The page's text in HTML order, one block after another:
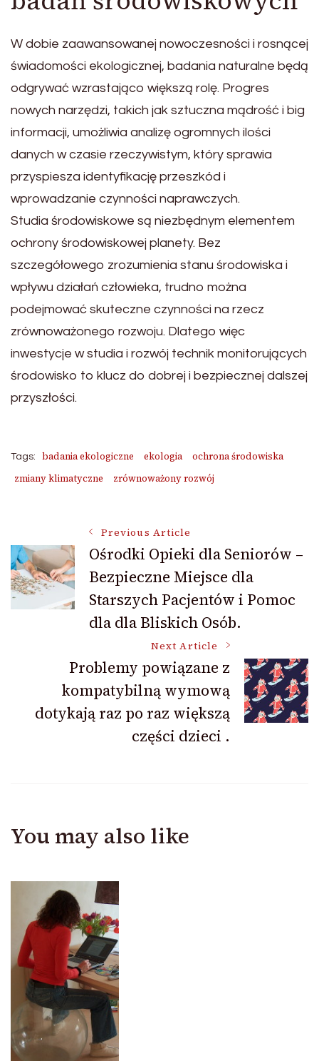
W dobie zaawansowanej nowoczesności i rosnącej
świadomości ekologicznej, badania naturalne będą
odgrywać wzrastająco większą rolę. Progres
nowych narzędzi, takich jak sztuczna mądrość i big
informacji, umożliwia analizę ogromnych ilości
danych w czasie rzeczywistym, który sprawia
przyspiesza identyfikację przeszkód i
wprowadzanie czynności naprawczych.
Studia środowiskowe są niezbędnym elementem
ochrony środowiskowej planety. Bez
szczegółowego zrozumienia stanu środowiska i
wpływu działań człowieka, trudno można
podejmować skuteczne czynności na rzecz
zrównoważonego rozwoju. Dlatego więc
inwestycje w studia i rozwój technik monitorujących
środowisko to klucz do dobrej i bezpiecznej dalszej
przyszłości.
Tags: badania ekologiczne ekologia
ochrona środowiska
zmiany klimatyczne
zrównoważony rozwój
Post
Navigation
Previous Article
Ośrodki Opieki dla Seniorów –
Bezpieczne Miejsce dla
Starszych Pacjentów i Pomoc
dla dla Bliskich Osób.
Next Article
Problemy powiązane z
kompatybilną wymową
dotykają raz po raz większą
części dzieci .
You may also like